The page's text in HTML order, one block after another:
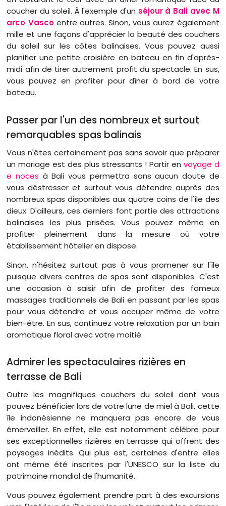
coucher du soleil. À l'exemple d'un séjour à Bali avec M
arco Vascoentre autres. Sinon, vous aurez également
mille et une façons d'apprécier la beauté des couchers
du soleil sur les côtes balinaises. Vous pouvez aussi
planifier une petite croisière en bateau en fin d'après-
midi afin de tirer autrement profit du spectacle. En sus,
vous pouvez en profiter pour dîner à bord de votre
bateau.
Passer par l'un des nombreux et surtout
remarquables spas balinais
Vous n'êtes certainement pas sans savoir que préparer
un mariage est des plus stressants ! Partir en voyage d
e noces à Bali vous permettra sans aucun doute de
vous déstresser et surtout vous détendre auprès des
nombreux spas disponibles aux quatre coins de l'île des
dieux. D'ailleurs, ces derniers font partie des attractions
balinaises les plus prisées. Vous pouvez même en
profiter pleinement dans la mesure où votre
établissement hôtelier en dispose.
Sinon, n'hésitez surtout pas à vous promener sur l'île
puisque divers centres de spas sont disponibles. C'est
une occasion à saisir afin de profiter des fameux
massages traditionnels de Bali en passant par les spas
pour vous détendre et vous occuper même de votre
bien-être. En sus, continuez votre relaxation par un bain
aromatique floral avec votre moitié.
Admirer les spectaculaires rizières en
terrasse de Bali
Outre les magnifiques couchers du soleil dont vous
pouvez bénéficier lors de votre lune de miel à Bali, cette
île indonésienne ne manquera pas encore de vous
émerveiller. En effet, elle est notamment célèbre pour
ses exceptionnelles rizières en terrasse qui offrent des
paysages inédits. Qui plus est, certaines d'entre elles
ont même été inscrites par l'UNESCO sur la liste du
patrimoine mondial de l'humanité.
Vous pouvez également prendre part à des excursions